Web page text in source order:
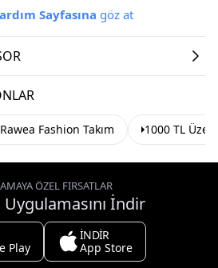
Sayfasına göz at
Rawea Fashion Takım 1000 TL
ÖZEL FIRSATLAR
İndir
Play
İNDİR
App Store